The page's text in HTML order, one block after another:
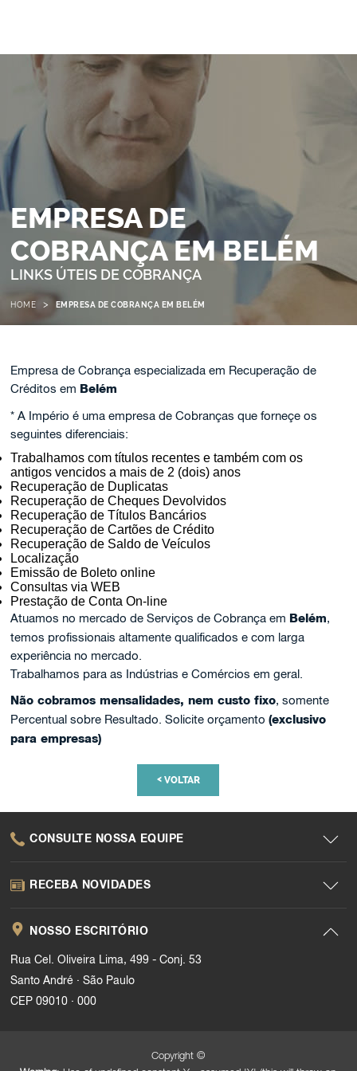
EMPRESA DE
COBRANÇA EM BELÉM
LINKS ÚTEIS DE COBRANÇA
HOME > EMPRESA DE COBRANÇA EM BELÉM
Empresa de Cobrança especializada em Recuperação de
Créditos em Belém
* A Império é uma empresa de Cobranças que forneçe os
seguintes diferenciais:
Trabalhamos com títulos recentes e também com os
antigos vencidos a mais de 2 (dois) anos
Recuperação de Duplicatas
Recuperação de Cheques Devolvidos
Recuperação de Títulos Bancários
Recuperação de Cartões de Crédito
Recuperação de Saldo de Veículos
Localização
Emissão de Boleto online
Consultas via WEB
Prestação de Conta On-line
Atuamos no mercado de Serviços de Cobrança em Belém,
temos profissionais altamente qualificados e com larga
experiência no mercado.
Trabalhamos para as Indústrias e Comércios em geral.
Não cobramos mensalidades, nem custo fixo, somente
Percentual sobre Resultado. Solicite orçamento(exclusivo
para empresas)
<VOLTAR
CONSULTE NOSSA EQUIPE
RECEBA NOVIDADES
NOSSO ESCRITÓRIO
Rua Cel. Oliveira Lima, 499 - Conj. 53
Santo André
São Paulo
CEP 09010
000
Copyright ©